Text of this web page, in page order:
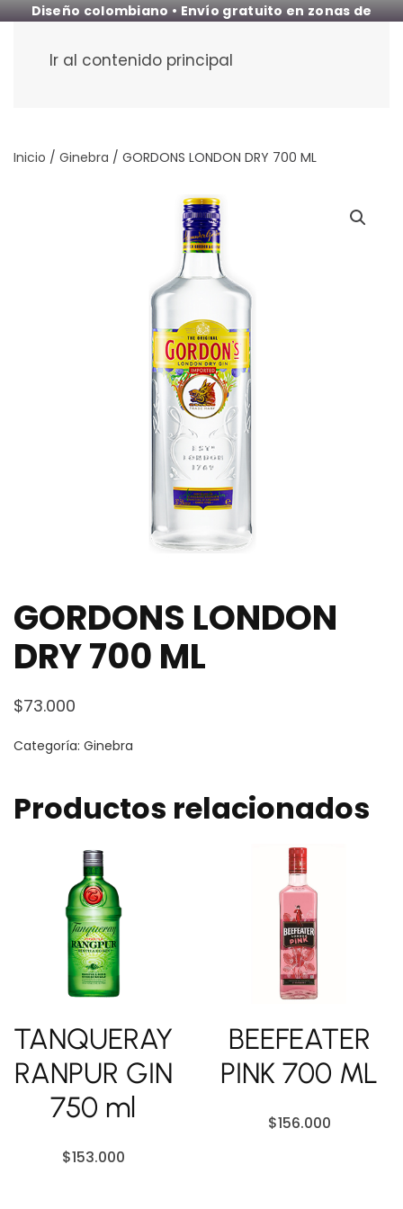
Diseño colombiano • Envío gratuito en zonas de
Ir al contenido principal
Inicio / Ginebra / GORDONS LONDON DRY 700 ML
GORDONS LONDON
DRY 700 ML
$73.000
Categoría: Ginebra
Productos relacionados
TANQUERAY
RANPUR GIN
750 ml
$153.000
BEEFEATER
PINK 700 ML
$156.000